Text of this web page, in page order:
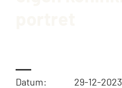
Datum: 29-12-2023